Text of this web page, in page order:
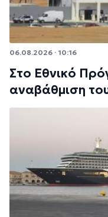
06.08.2026 · 10:16
Στο Εθνικό
αναβάθμιση